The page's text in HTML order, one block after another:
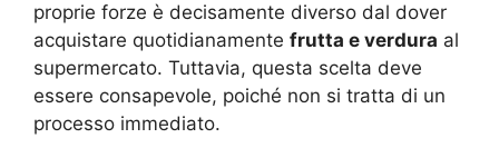
proprie forze è decisamente diverso dal dover
acquistare quotidianamente frutta e verdura al
supermercato. Tuttavia, questa scelta deve
essere consapevole, poiché non si tratta di un
processo immediato.